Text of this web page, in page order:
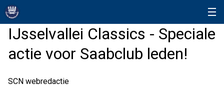
IJsselvallei Classics - Speciale
actie voor Saabclub leden!
SCN webredactie